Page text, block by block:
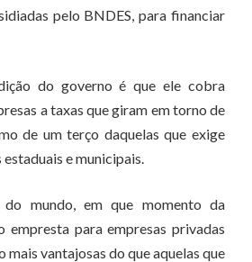
pelo BNDES, para financiar
do governo é que ele cobra
a taxas que giram em torno de
de um terço daquelas que exige
e municipais.
do mundo, em que momento da
empresta para empresas privadas
mais vantajosas do que aquelas que